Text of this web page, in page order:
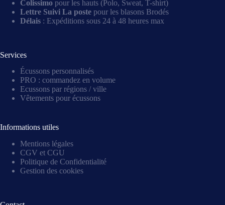
Colissimo pour les hauts (Polo, Sweat, T-shirt)
Lettre Suivi La poste pour les blasons Brodés
Délais : Expéditions sous 24 à 48 heures max
Services
Écussons personnalisés
PRO : commandez en volume
Ecussons par régions / ville
Vêtements pour écussons
Informations utiles
Mentions légales
CGV et CGU
Politique de Confidentialité
Gestion des cookies